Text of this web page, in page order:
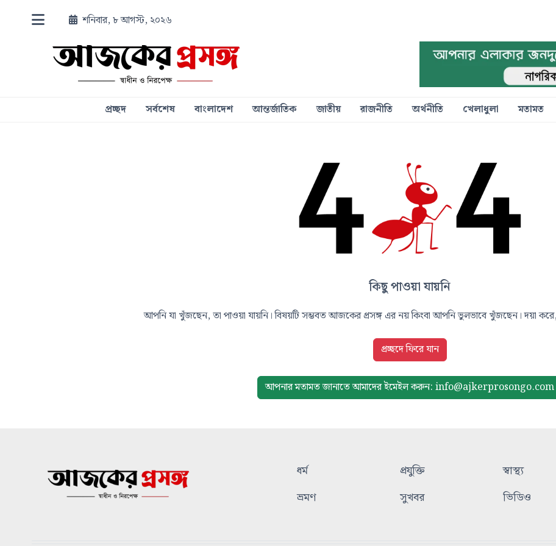
শনিবার, ৮ আগস্ট, ২০২৬
প্রচ্ছদ সর্বশেষ বাংলাদেশ আন্তর্জাতিক জাতীয় রাজনীতি অর্থনীতি খেলাধুলা মতামত
কিছু পাওয়া যায়নি
আপনি যা খুঁজছেন, তা পাওয়া যায়নি। বিষয়টি সম্ভবত আজকের প্রসঙ্গ এর নয় কিংবা আপনি ভুলভাবে খুঁজছেন। দয়া করে,
প্রচ্ছদে ফিরে যান
আপনার মতামত জানাতে আমাদেরইমেইল করুন: info@ajkerprosongo.com
ধর্ম প্রযুক্তি স্বাস্থ্য
ভ্রমণ
সুখবর ভিডিও